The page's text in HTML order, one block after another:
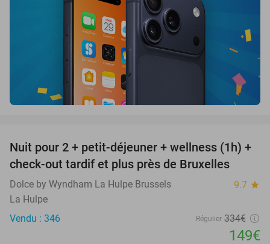
55%
Nuit pour 2 + petit-déjeuner + wellness (1h) +
check-out tardif et plus près de Bruxelles
Dolce by Wyndham La Hulpe Brussels 9.7 star
La Hulpe
Vendu : 346
Régulier 334€
149€